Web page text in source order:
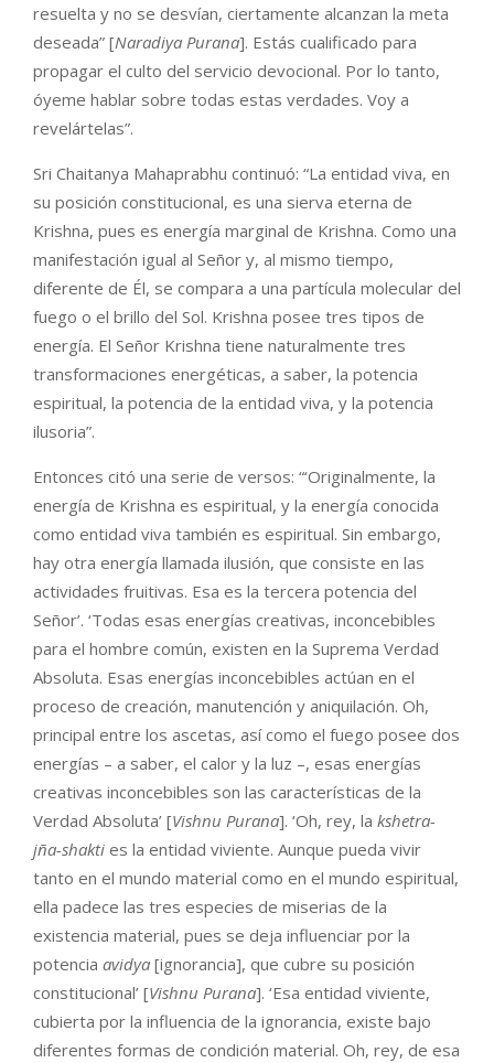
resuelta y no se desvían, ciertamente alcanzan la meta
deseada” [Naradiya Purana]. Estás cualificado para
propagar el culto del servicio devocional. Por lo tanto,
óyeme hablar sobre todas estas verdades. Voy a
revelártelas”.
Sri Chaitanya Mahaprabhu continuó: “La entidad viva, en
su posición constitucional, es una sierva eterna de
Krishna, pues es energía marginal de Krishna. Como una
manifestación igual al Señor y, al mismo tiempo,
diferente de Él, se compara a una partícula molecular del
fuego o el brillo del Sol. Krishna posee tres tipos de
energía. El Señor Krishna tiene naturalmente tres
transformaciones energéticas, a saber, la potencia
espiritual, la potencia de la entidad viva, y la potencia
ilusoria”.
Entonces citó una serie de versos: “‘Originalmente, la
energía de Krishna es espiritual, y la energía conocida
como entidad viva también es espiritual. Sin embargo,
hay otra energía llamada ilusión, que consiste en las
actividades fruitivas. Esa es la tercera potencia del
Señor’. ‘Todas esas energías creativas, inconcebibles
para el hombre común, existen en la Suprema Verdad
Absoluta. Esas energías inconcebibles actúan en el
proceso de creación, manutención y aniquilación. Oh,
principal entre los ascetas, así como el fuego posee dos
energías – a saber, el calor y la luz –, esas energías
creativas inconcebibles son las características de la
Verdad Absoluta’ [Vishnu Purana]. ‘Oh, rey, la kshetra-
jña-shakti es la entidad viviente. Aunque pueda vivir
tanto en el mundo material como en el mundo espiritual,
ella padece las tres especies de miserias de la
existencia material, pues se deja influenciar por la
potencia avidya [ignorancia], que cubre su posición
constitucional’ [Vishnu Purana]. ‘Esa entidad viviente,
cubierta por la influencia de la ignorancia, existe bajo
diferentes formas de condición material. Oh, rey, de esa